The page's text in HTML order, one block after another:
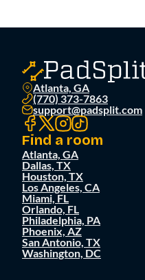
Atlanta, GA
(770) 373-7863
support@padsplit.com
Find a room
Atlanta, GA
Dallas, TX
Houston, TX
Los Angeles, CA
Miami, FL
Orlando, FL
Philadelphia, PA
Phoenix, AZ
San Antonio, TX
Washington, DC